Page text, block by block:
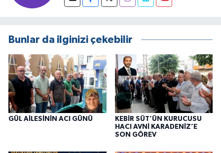
Bunlar da ilginizi çekebilir
GÜL AİLESİNİN ACI GÜNÜ
KEBİR SÜT’ÜN KURUCUSU
HACI AVNİ KARADENİZ’E
SON GÖREV